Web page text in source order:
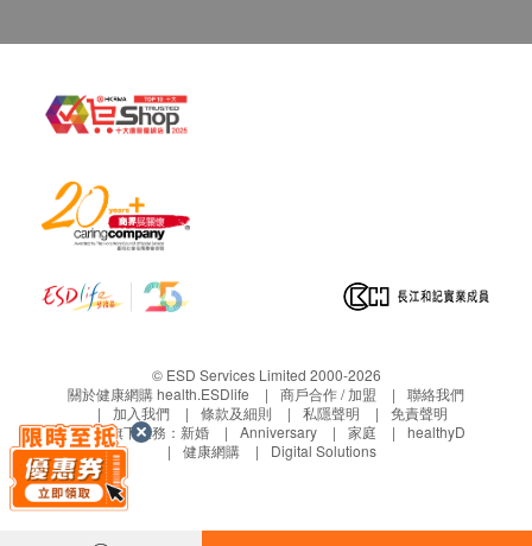
小便膽紅素定性
小便紅血球
小便白血球
小便黏絲
小便晶體
小便細菌
小便透明管型
小便蛋白定量
小便葡萄糖
小便醋酮定性
小便亞硝酸鹽
小便細胞管型
小便顆粒管型
類風濕性關節炎檢驗
所有健康檢查/服務並非作為醫務診斷或治療用
諮詢有認可資格的醫生，作出診斷及治療。
本服務/產品由商戶提供。生活易【健康網購
有關此服務/產品的錯漏或延誤，或因使用此服務/
產品而引致的損失、損害、受傷或法律訴訟，健康
網購health.ESDlife概不負責。一切有關的索償或
查詢，須向提供服務之體檢中心或商戶提出。
© ESD Services Limited 2000-2026
關於健康網購 health.ESDlife
商戶合作 / 加盟
聯絡我們
加入我們
條款及細則 私隱聲明
免責聲明
生活易旗下業務： 新婚 Anniversary 家庭
healthyD
健康網購
Digital Solutions